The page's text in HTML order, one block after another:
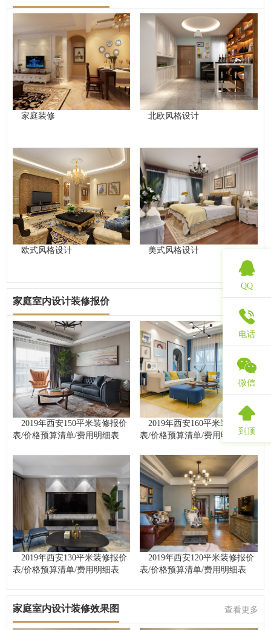
家庭装修 北欧风格设计
欧式风格设计 美式风格设计
家庭室内设计装修报价
2019年西安150平米装修报价
表/价格预算清单/费用明细表
2019年西安160平米装修报价
表/价格预算清单/费用明细表
2019年西安130平米装修报价
表/价格预算清单/费用明细表
2019年西安120平米装修报价
表/价格预算清单/费用明细表
家庭室内设计装修效果图 查看更多
QQ
电话
微信
到顶